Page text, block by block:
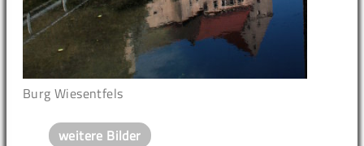
Burg Wiesentfels
weitere Bilder